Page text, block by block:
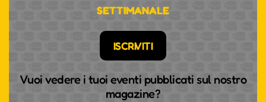
SETTIMANALE
ISCRIVITI
Vuoi vedere i tuoi eventi pubblicati sul nostro
magazine?